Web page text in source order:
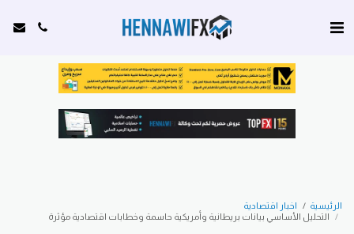
الرئيسية
اخبار اقتصادية
التحليل الأساسي بيانات بريطانية وأمريكية حاسمة وخطابات اقتصادية مؤثرة